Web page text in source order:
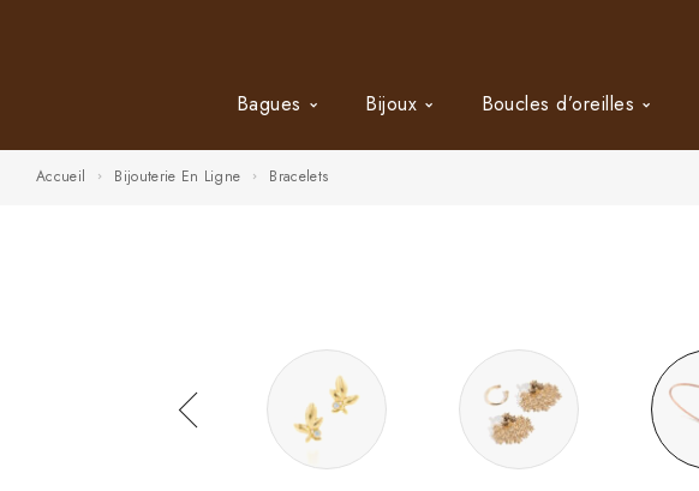
Bagues Bijoux Boucles d’oreilles
Accueil Bijouterie En Ligne Bracelets